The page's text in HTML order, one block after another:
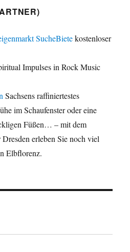
SucheBietekostenloser
Impulses in Rock Music
Sachsens raffiniertestes
im Schaufenster oder eine
Füßen… – mit dem
erleben Sie noch viel
Elbflorenz.